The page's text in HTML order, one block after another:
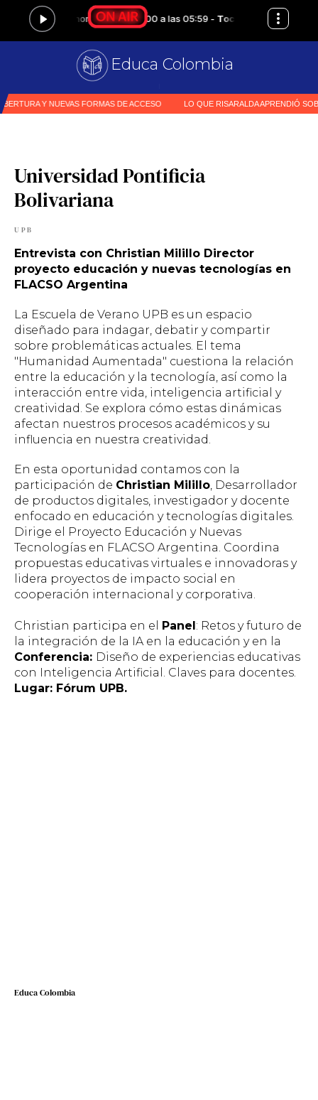
Educa Colombia
Universidad Pontificia
Bolivariana
UPB
Entrevista con Christian Milillo Director
proyecto educación y nuevas tecnologías en
FLACSO Argentina
La Escuela de Verano UPB es un espacio
diseñado para indagar, debatir y compartir
sobre problemáticas actuales. El tema
"Humanidad Aumentada" cuestiona la relación
entre la educación y la tecnología, así como la
interacción entre vida, inteligencia artificial y
creatividad. Se explora cómo estas dinámicas
afectan nuestros procesos académicos y su
influencia en nuestra creatividad.
En esta oportunidad contamos con la
participación de Christian Milillo, Desarrollador
de productos digitales, investigador y docente
enfocado en educación y tecnologías digitales.
Dirige el Proyecto Educación y Nuevas
Tecnologías en FLACSO Argentina. Coordina
propuestas educativas virtuales e innovadoras y
lidera proyectos de impacto social en
cooperación internacional y corporativa.
Christian participa en el Panel: Retos y futuro de
la integración de la IA en la educación y en la
Conferencia: Diseño de experiencias educativas
con Inteligencia Artificial. Claves para docentes.
Lugar: Fórum UPB.
Educa Colombia